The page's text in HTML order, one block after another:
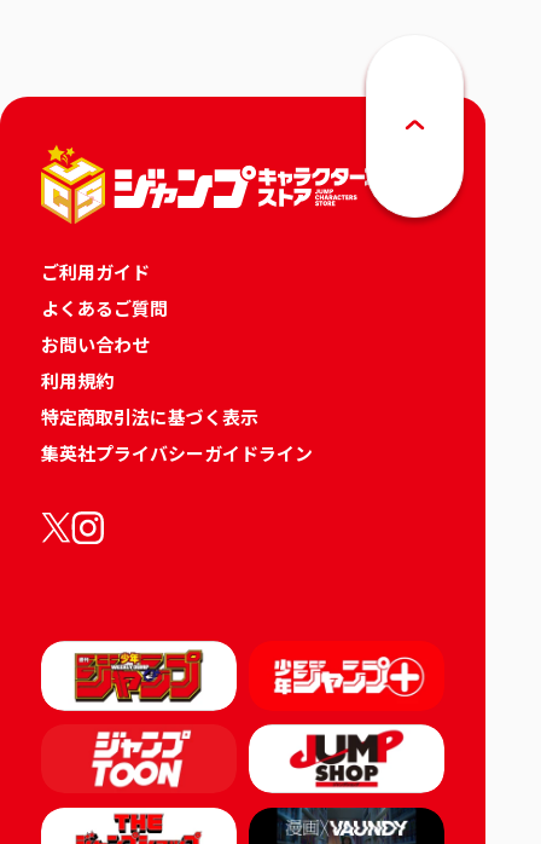
ご利用ガイド
よくあるご質問
お問い合わせ
利用規約
特定商取引法に基づく表示
集英社プライバシーガイドライン